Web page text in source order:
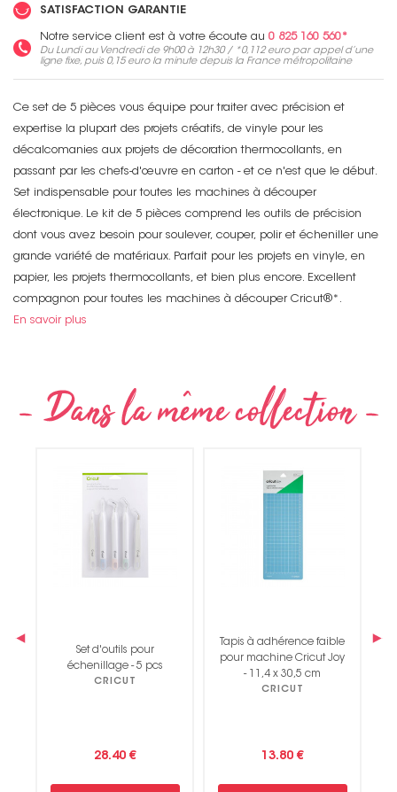
SATISFACTION GARANTIE
Notre service client est à votre écoute au 0 825 160 560*
Du Lundi au Vendredi de 9h00 à 12h30 / *0,112 europar appel d’une
ligne fixe, puis 0,15 eurola minute depuis la France métropolitaine
Ce set de 5 pièces vous équipe pour traiter avec précision et
expertise la plupart des projets créatifs, de vinyle pour les
décalcomanies aux projets de décoration thermocollants, en
passant par les chefs-d'œuvre en carton - et ce n'est que le début.
Set indispensable pour toutes les machines à découper
électronique. Le kit de 5 pièces comprend les outils de précision
dont vous avez besoin pour soulever, couper, polir et écheniller une
grande variété de matériaux. Parfait pour les projets en vinyle, en
papier, les projets thermocollants, et bien plus encore. Excellent
compagnon pour toutes les machines à découper Cricut®*.
En savoir plus
Set d'outils pour
échenillage - 5 pcs
CRICUT
28.40 €
Tapis à adhérence faible
pour machine Cricut Joy
- 11,4 x 30,5 cm
CRICUT
13.80 €
‹ ›